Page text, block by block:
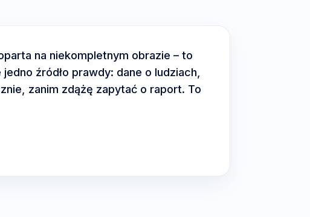
na niekompletnym obrazie – to
źródło prawdy: dane o ludziach,
zanim zdążę zapytać o raport. To